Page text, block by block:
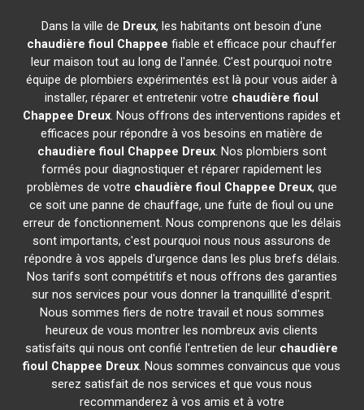
Dans la ville de Dreux, les habitants ont besoin d'une
chaudière fioul Chappee fiable et efficace pour chauffer
leur maison tout au long de l'année. C'est pourquoi notre
équipe de plombiers expérimentés est là pour vous aider à
installer, réparer et entretenir votre chaudière fioul
Chappee Dreux. Nous offrons des interventions rapides et
efficaces pour répondre à vos besoins en matière de
chaudière fioul Chappee Dreux. Nos plombiers sont
formés pour diagnostiquer et réparer rapidement les
problèmes de votre chaudière fioul Chappee Dreux, que
ce soit une panne de chauffage, une fuite de fioul ou une
erreur de fonctionnement. Nous comprenons que les délais
sont importants, c'est pourquoi nous nous assurons de
répondre à vos appels d'urgence dans les plus brefs délais.
Nos tarifs sont compétitifs et nous offrons des garanties
sur nos services pour vous donner la tranquillité d'esprit.
Nous sommes fiers de notre travail et nous sommes
heureux de vous montrer les nombreux avis clients
satisfaits qui nous ont confié l'entretien de leur chaudière
fioul Chappee Dreux. Nous sommes convaincus que vous
serez satisfait de nos services et que vous nous
recommanderez à vos amis et à votre